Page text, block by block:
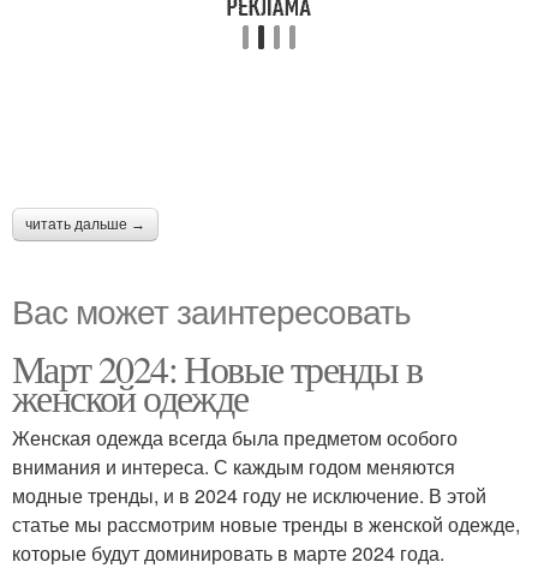
читать дальше →
Вас может заинтересовать
Март 2024: Новые тренды в
женской одежде
Женская одежда всегда была предметом особого
внимания и интереса. С каждым годом меняются
модные тренды, и в 2024 году не исключение. В этой
статье мы рассмотрим новые тренды в женской одежде,
которые будут доминировать в марте 2024 года.